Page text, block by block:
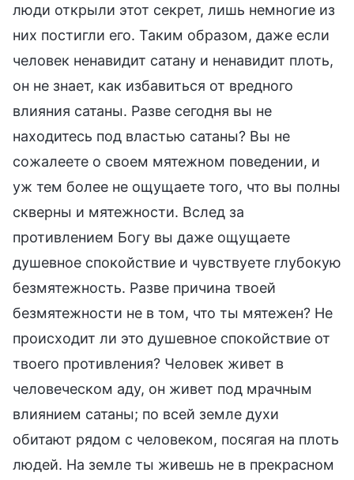
люди открыли этот секрет, лишь немногие из
них постигли его. Таким образом, даже если
человек ненавидит сатану и ненавидит плоть,
он не знает, как избавиться от вредного
влияния сатаны. Разве сегодня вы не
находитесь под властью сатаны? Вы не
сожалеете о своем мятежном поведении, и
уж тем более не ощущаете того, что вы полны
скверны и мятежности. Вслед за
противлением Богу вы даже ощущаете
душевное спокойствие и чувствуете глубокую
безмятежность. Разве причина твоей
безмятежности не в том, что ты мятежен? Не
происходит ли это душевное спокойствие от
твоего противления? Человек живет в
человеческом аду, он живет под мрачным
влиянием сатаны; по всей земле духи
обитают рядом с человеком, посягая на плоть
людей. На земле ты живешь не в прекрасном